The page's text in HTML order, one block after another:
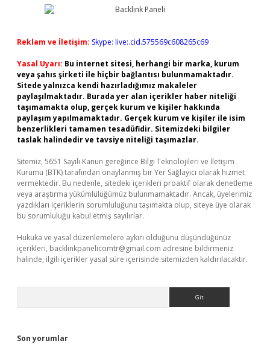
Reklam ve İletişim: Skype: live:.cid.575569c608265c69
Yasal Uyarı: Bu internet sitesi, herhangi bir marka, kurum
veya şahıs şirketi ile hiçbir bağlantısı bulunmamaktadır.
Sitede yalnızca kendi hazırladığımız makaleler
paylaşılmaktadır. Burada yer alan içerikler haber niteliği
taşımamakta olup, gerçek kurum ve kişiler hakkında
paylaşım yapılmamaktadır. Gerçek kurum ve kişiler ile isim
benzerlikleri tamamen tesadüfidir. Sitemizdeki bilgiler
taslak halindedir ve tavsiye niteliği taşımazlar.
Sitemiz, 5651 Sayılı Kanun gereğince Bilgi Teknolojileri ve İletişim
Kurumu (BTK) tarafından onaylanmış bir Yer Sağlayıcı olarak hizmet
vermektedir. Bu nedenle, sitedeki içerikleri proaktif olarak denetleme
veya araştırma yükümlülüğümüz bulunmamaktadır. Ancak, üyelerimiz
yazdıkları içeriklerin sorumluluğunu taşımakta olup, siteye üye olarak
bu sorumluluğu kabul etmiş sayılırlar.
Hukuka ve yasal düzenlemelere aykırı olduğunu düşündüğünüz
içerikleri, backlinkpanelicomtr@gmail.com adresine bildirmeniz
halinde, ilgili içerikler yasal süre içerisinde sitemizden kaldırılacaktır.
Son yorumlar